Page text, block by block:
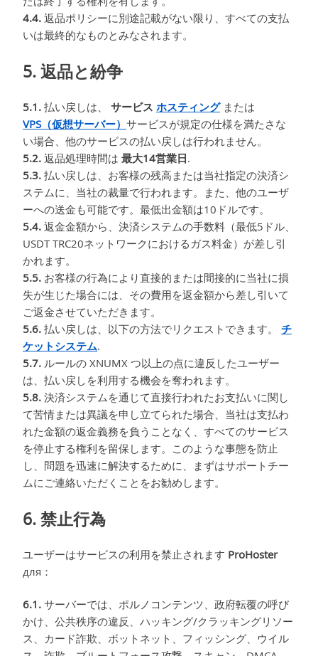
4.4. 返品ポリシーに別途記載がない限り、すべての支払
いは最終的なものとみなされます。
5. 返品と紛争
5.1. 払い戻しは、 サービス ホスティングまたは
VPS（仮想サーバー） サービスが規定の仕様を満たさな
い場合、他のサービスの払い戻しは行われません。
5.2. 返品処理時間は 最大14営業日.
5.3. 払い戻しは、お客様の残高または当社指定の決済シ
ステムに、当社の裁量で行われます。また、他のユーザ
ーへの送金も可能です。最低出金額は10ドルです。
5.4. 返金金額から、決済システムの手数料（最低5ドル、
USDT TRC20ネットワークにおけるガス料金）が差し引
かれます。
5.5. お客様の行為により直接的または間接的に当社に損
失が生じた場合には、その費用を返金額から差し引いて
ご返金させていただきます。
5.6. 払い戻しは、以下の方法でリクエストできます。 チ
ケットシステム.
5.7. ルールの XNUMX つ以上の点に違反したユーザー
は、払い戻しを利用する機会を奪われます。
5.8. 決済システムを通じて直接行われたお支払いに関し
て苦情または異議を申し立てられた場合、当社は支払わ
れた金額の返金義務を負うことなく、すべてのサービス
を停止する権利を留保します。このような事態を防止
し、問題を迅速に解決するために、まずはサポートチー
ムにご連絡いただくことをお勧めします。
6. 禁止行為
ユーザーはサービスの利用を禁止されます ProHoster
для：
6.1. サーバーでは、ポルノコンテンツ、政府転覆の呼び
かけ、公共秩序の違反、ハッキング/クラッキングリソー
ス、カード詐欺、ボットネット、フィッシング、ウイル